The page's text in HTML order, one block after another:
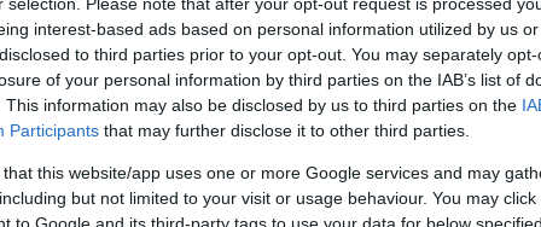
interest-based ads based on personal information utilized by us
to third parties prior to your opt-out. You may separately
of your personal information by third parties on the IAB’s list of
This information may also be disclosed by us to third parties on the
Participants that may further disclose it to other third parties.
that this website/app uses one or more Google services and may
but not limited to your visit or usage behaviour. You may
to Google and its third-party tags to use your data for below
Μορέιρα (Βραζιλία) (Α.Ο.Π. Κηφισιάς),
(Α.Ο.Ν.Σ.Μίλων)
Τζιάβρας (Ολυμπιακός Σ.Φ.Π.)
Φράγκος (Παναθηναϊκός Α.Ο.), Σαλβαντόρ